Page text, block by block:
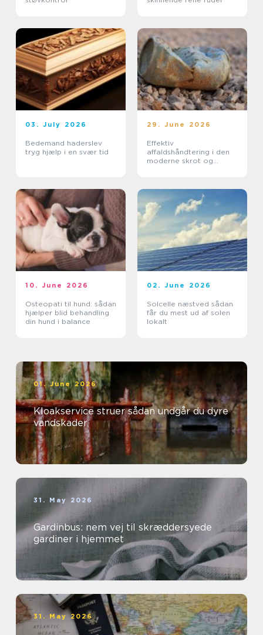
03. July 2026
Bedemand haderslev
tryg hjælp i en svær tid
29. June 2026
Effektiv
affaldshåndtering i den
moderne skrot og
10. June 2026
Osteopati til hund: sådan
hjælper blid behandling
din hund i balance
02. June 2026
Solcelle næstved sådan
får du mest ud af solen
lokalt
01. June 2026
Kloakservice struer sådan undgår du dyre
vandskader
31. May 2026
Gardinbus: nem vej til skræddersyede
gardiner i hjemmet
31. May 2026